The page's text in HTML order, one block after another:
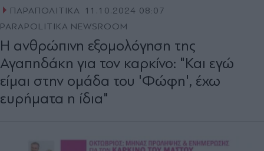
ΠΑΡΑΠΟΛΙΤΙΚΑ 11.10.2024 08:07
PARAPOLITIKA NEWSROOM
H ανθρώπινη εξομολόγηση της
Αγαπηδάκη για τον καρκίνο: "Και εγώ
είμαι στην ομάδα του 'Φώφη', έχω
ευρήματα η ίδια"